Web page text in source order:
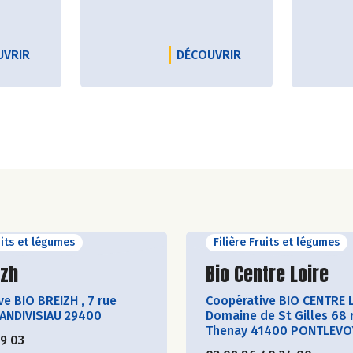
LE PRODUCTEUR ADRIEN CIVADE
engagées pour le respect
vivant.
DÉCOUVRIR LE PRODUCTEUR
et légumes
le producteur
BIO BREIZH , 7 rue
29400
03
Filière Fruits et légumes
Découvrir le
Bio Centre Loire
Coopérative BIO CENTRE
Domaine de St Gilles 68
Thenay 41400